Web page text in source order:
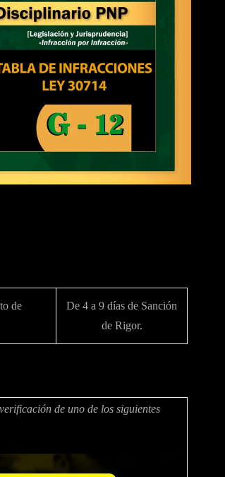
de
De 4 a 9 días de Sanción
de Rigor.
de uno de los siguientes